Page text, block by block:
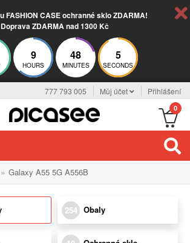
FASHION CASE ochranné sklo ZDARMA!
Doprava ZDARMA nad 1300 Kč
9
HOURS
48
MINUTES
5
SECONDS
777 793 005 Můj účet Přihlášení
0
» Galaxy A55 5G A556B
254 Obaly